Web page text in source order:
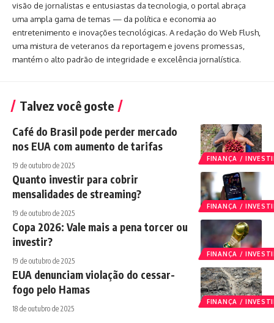
visão de jornalistas e entusiastas da tecnologia, o portal abraça
uma ampla gama de temas — da política e economia ao
entretenimento e inovações tecnológicas. A redação do Web Flush,
uma mistura de veteranos da reportagem e jovens promessas,
mantém o alto padrão de integridade e excelência jornalística.
Talvez você goste
FINANÇA /
Café do Brasil pode perder mercado
nos EUA com aumento de tarifas
19 de outubro de 2025
FINANÇA /
Quanto investir para cobrir
mensalidades de streaming?
19 de outubro de 2025
FINANÇA /
Copa 2026: Vale mais a pena torcer ou
investir?
19 de outubro de 2025
FINANÇA /
EUA denunciam violação do cessar-
fogo pelo Hamas
18 de outubro de 2025